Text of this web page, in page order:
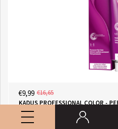
€9,99 €16,65
KADUS PROFESSIONAL COLOR -
KADUS